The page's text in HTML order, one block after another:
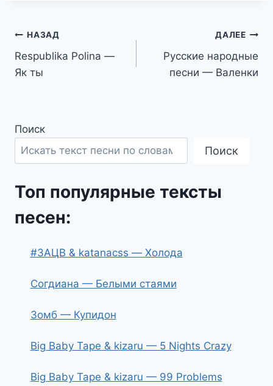
Навигация
по
НАЗАД
Respublika Polina —
Як ты
ДАЛЕЕ
Русские народные
песни — Валенки
Поиск
Поиск
Топ популярные тексты
песен:
#ЗАЦВ & katanacss — Холода
Согдиана — Белыми стаями
Зомб — Купидон
Big Baby Tape & kizaru — 5 Nights Crazy
Big Baby Tape & kizaru — 99 Problems